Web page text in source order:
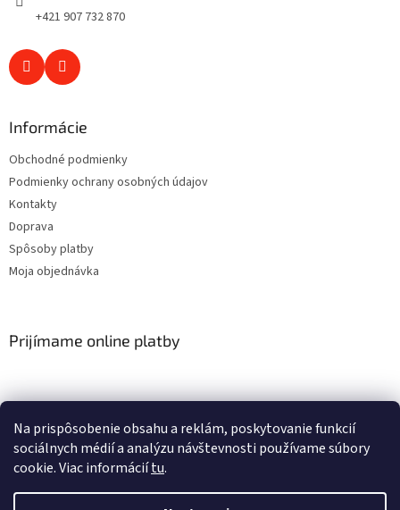
Na prispôsobenie obsahu a reklám, poskytovanie funkcií
sociálnych médií a analýzu návštevnosti používame súbory
cookie. Viac informáciítu.
+421 907 732 870
Informácie
Obchodné podmienky
Podmienky ochrany osobných údajov
Kontakty
Doprava
Spôsoby platby
Moja objednávka
Prijímame online platby